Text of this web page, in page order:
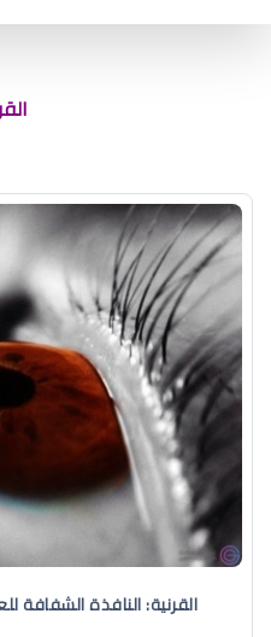
القرنية: النافذة الشفافة